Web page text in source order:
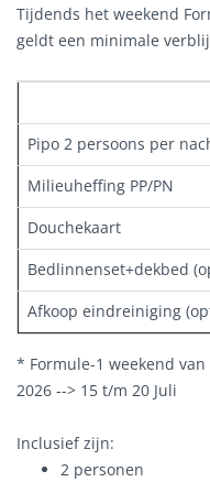
Tijdends het weekend
geldt een minimale
Pipo 2 persoons per
Milieuheffing PP/PN
Douchekaart
Bedlinnenset+dekbed
Afkoop eindreiniging
* Formule-1 weekend
2026 --> 15 t/m 20 Juli
Inclusief zijn:
2 personen